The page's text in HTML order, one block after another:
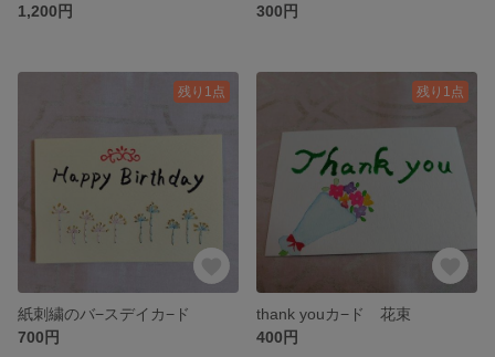
1,200円
300円
残り1点
紙刺繍のバ−スデイカ−ド
700円
残り1点
thank youカ−ド 花束
400円